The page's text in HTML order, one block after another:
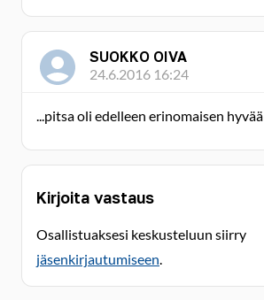
SUOKKO OIVA
24.6.2016 16:24
...pitsa oli edelleen erinomaisen hyvää
Kirjoita vastaus
Osallistuaksesi keskusteluun siirry
jäsenkirjautumiseen.